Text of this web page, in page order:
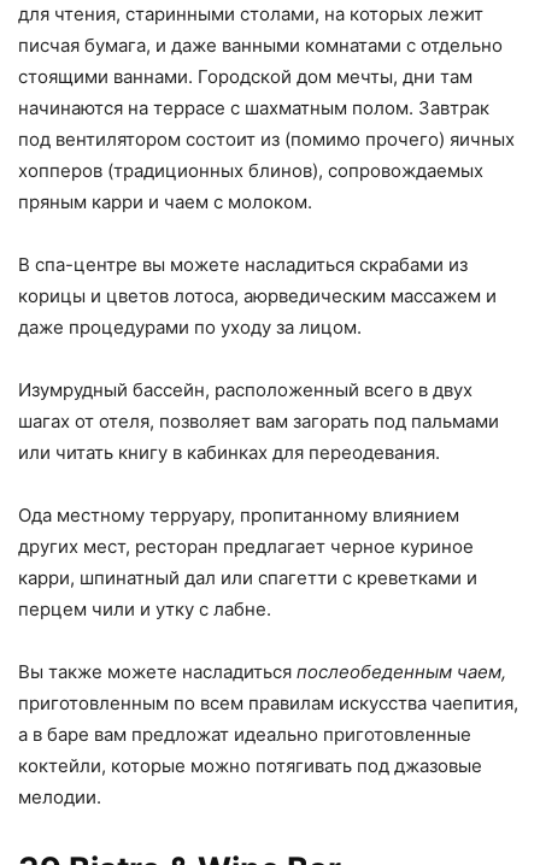
для чтения, старинными столами, на которых лежит
писчая бумага, и даже ванными комнатами с отдельно
стоящими ваннами. Городской дом мечты, дни там
начинаются на террасе с шахматным полом. Завтрак
под вентилятором состоит из (помимо прочего) яичных
хопперов (традиционных блинов), сопровождаемых
пряным карри и чаем с молоком.
В спа-центре вы можете насладиться скрабами из
корицы и цветов лотоса, аюрведическим массажем и
даже процедурами по уходу за лицом.
Изумрудный бассейн, расположенный всего в двух
шагах от отеля, позволяет вам загорать под пальмами
или читать книгу в кабинках для переодевания.
Ода местному терруару, пропитанному влиянием
других мест, ресторан предлагает черное куриное
карри, шпинатный дал или спагетти с креветками и
перцем чили и утку с лабне.
Вы также можете насладиться послеобеденным чаем,
приготовленным по всем правилам искусства чаепития,
а в баре вам предложат идеально приготовленные
коктейли, которые можно потягивать под джазовые
мелодии.